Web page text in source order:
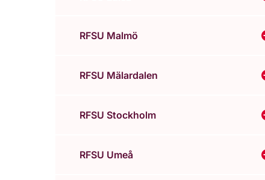
RFSU Malmö
RFSU Mälardalen
RFSU Stockholm
RFSU Umeå